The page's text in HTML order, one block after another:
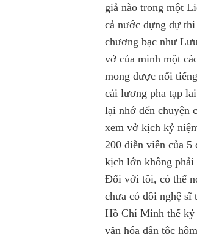
giả nào trong một
cả nước dựng dự
chương bạc như
vở của mình một
mong được nổi
cải lương pha tạp
lại nhớ đến chuyện
xem vở kịch kỷ
200 diễn viên của
kịch lớn không
Đối với tôi, có thể
chưa có đôi nghệ sĩ
Hồ Chí Minh thế kỷ
văn hóa dân tộc